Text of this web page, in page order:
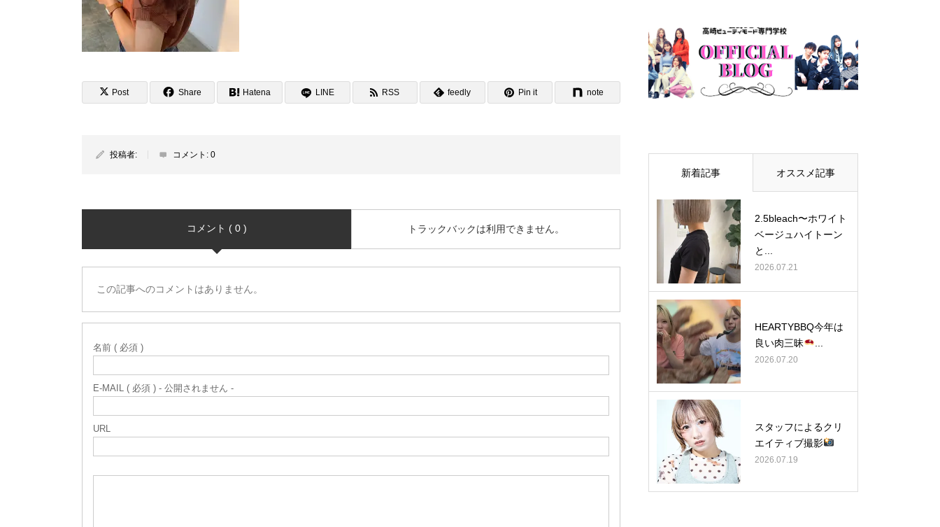
Post Share Hatena LINE RSS feedly Pin it note
投稿者: コメント: 0
コメント ( 0 ) トラックバックは利用できません。
この記事へのコメントはありません。
名前 ( 必須 )
E-MAIL ( 必須 ) - 公開されません -
URL
新着記事 オススメ記事
2.5bleach〜ホワイト
ベージュ⁡ハイトーン
と...
2026.07.21
HEARTYBBQ今年は
良い肉三昧
2026.07.20
スタッフによるクリ
エイティブ撮影
2026.07.19